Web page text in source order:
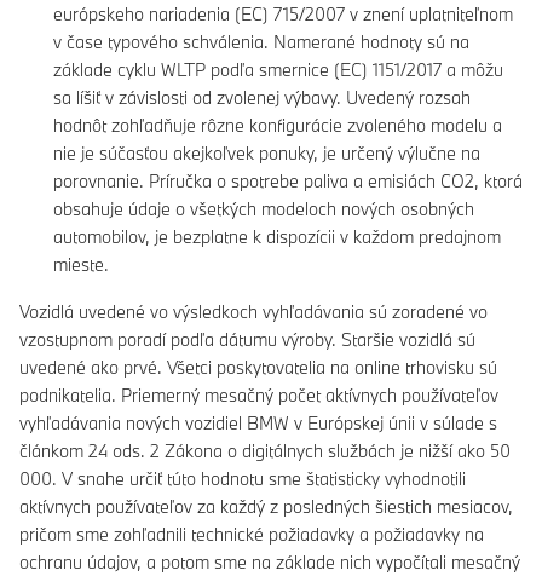
európskeho nariadenia (EC) 715/2007 v znení uplatniteľnom
v čase typového schválenia. Namerané hodnoty sú na
základe cyklu WLTP podľa smernice (EC) 1151/2017 a môžu
sa líšiť v závislosti od zvolenej výbavy. Uvedený rozsah
hodnôt zohľadňuje rôzne konfigurácie zvoleného modelu a
nie je súčasťou akejkoľvek ponuky, je určený výlučne na
porovnanie. Príručka o spotrebe paliva a emisiách CO2, ktorá
obsahuje údaje o všetkých modeloch nových osobných
automobilov, je bezplatne k dispozícii v každom predajnom
mieste.
Vozidlá uvedené vo výsledkoch vyhľadávania sú zoradené vo
vzostupnom poradí podľa dátumu výroby. Staršie vozidlá sú
uvedené ako prvé. Všetci poskytovatelia na online trhovisku sú
podnikatelia. Priemerný mesačný počet aktívnych používateľov
vyhľadávania nových vozidiel BMW v Európskej únii v súlade s
článkom 24 ods. 2 Zákona o digitálnych službách je nižší ako 50
000. V snahe určiť túto hodnotu sme štatisticky vyhodnotili
aktívnych používateľov za každý z posledných šiestich mesiacov,
pričom sme zohľadnili technické požiadavky a požiadavky na
ochranu údajov, a potom sme na základe nich vypočítali mesačný